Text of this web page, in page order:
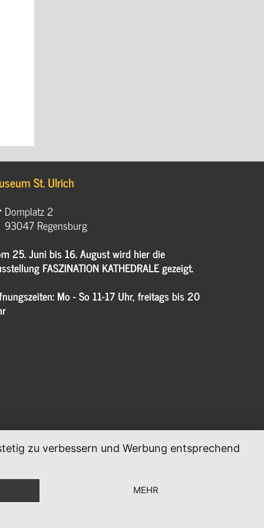
St. Ulrich
Domplatz 2
93047 Regensburg
25. Juni bis 16. August wird hier die
FASZINATION KATHEDRALE gezeigt.
Mo - So 11-17 Uhr, freitags bis 20
zu verbessern und Werbung entsprechend
MEHR